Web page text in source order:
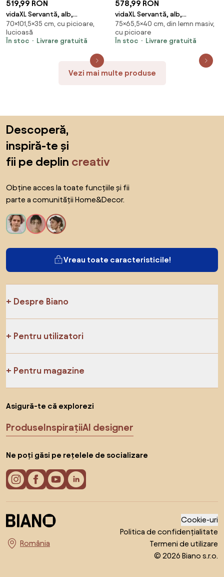
519,99 RON
vidaXL Servantă, alb,
101,5x35x70 cm, lemn prelucrat
70×101,5×35 cm, cu picioare,
lucioasă
În stoc
Livrare gratuită
578,99 RON
vidaXL Servantă, alb,
65,5x40x75 cm, lemn masiv de
pin
75×65,5×40 cm, din lemn masiv,
cu picioare
În stoc
Livrare gratuită
Vezi mai multe produse
Descoperă,
inspiră-te și
fii pe deplin creativ
Obține acces la toate funcțiile și fii
parte a comunității Home&Decor.
Vreau toate caracteristicile!
Despre Biano
Pentru utilizatori
Pentru magazine
Asigură-te că explorezi
ProduseInspirațiiAI designer
Ne poți găsi pe rețelele de socializare
Alege țara
Cookie-uri
Politica de confidențialitate
Termeni de utilizare
© 2026 Biano s.r.o.